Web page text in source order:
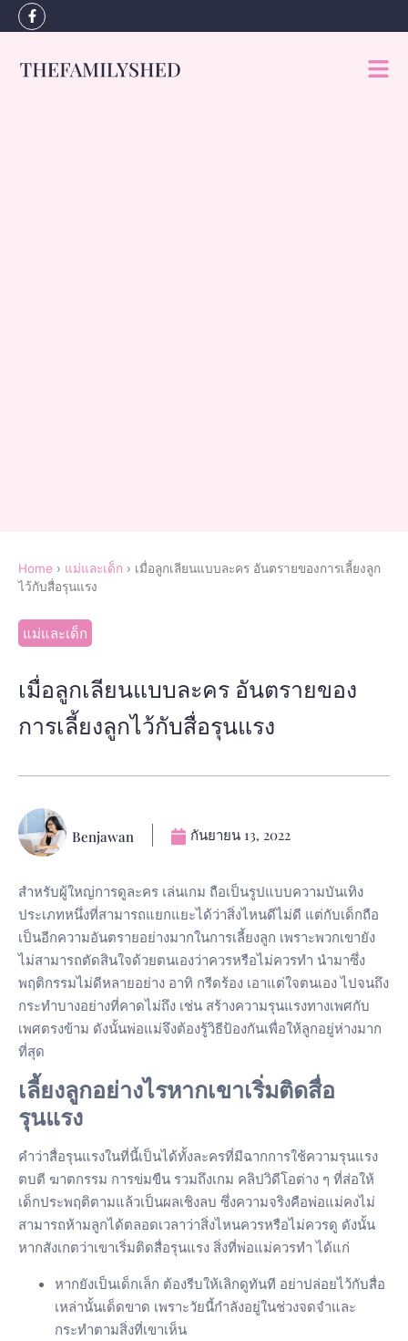
Home › แม่และเด็ก › เมื่อลูกเลียนแบบละคร อันตรายของการเลี้ยงลูก
ไว้กับสื่อรุนแรง
แม่และเด็ก
เมื่อลูกเลียนแบบละคร อันตรายของ
การเลี้ยงลูกไว้กับสื่อรุนแรง
Benjawan กันยายน 13, 2022
สำหรับผู้ใหญ่การดูละคร เล่นเกม ถือเป็นรูปแบบความบันเทิง
ประเภทหนึ่งที่สามารถแยกแยะได้ว่าสิ่งไหนดีไม่ดี แต่กับเด็กถือ
เป็นอีกความอันตรายอย่างมากในการเลี้ยงลูก เพราะพวกเขายัง
ไม่สามารถตัดสินใจด้วยตนเองว่าควรหรือไม่ควรทำ นำมาซึ่ง
พฤติกรรมไม่ดีหลายอย่าง อาทิ กรีดร้อง เอาแต่ใจตนเอง ไปจนถึง
กระทำบางอย่างที่คาดไม่ถึง เช่น สร้างความรุนแรงทางเพศกับ
เพศตรงข้าม ดังนั้นพ่อแม่จึงต้องรู้วิธีป้องกันเพื่อให้ลูกอยู่ห่างมาก
ที่สุด
เลี้ยงลูกอย่างไรหากเขาเริ่มติดสื่อ
รุนแรง
คำว่าสื่อรุนแรงในที่นี้เป็นได้ทั้งละครที่มีฉากการใช้ความรุนแรง
ตบตี ฆาตกรรม การข่มขืน รวมถึงเกม คลิปวิดีโอต่าง ๆ ที่ส่อให้
เด็กประพฤติตามแล้วเป็นผลเชิงลบ ซึ่งความจริงคือพ่อแม่คงไม่
สามารถห้ามลูกได้ตลอดเวลาว่าสิ่งไหนควรหรือไม่ควรดู ดังนั้น
หากสังเกตว่าเขาเริ่มติดสื่อรุนแรง สิ่งที่พ่อแม่ควรทำ ได้แก่
หากยังเป็นเด็กเล็ก ต้องรีบให้เลิกดูทันที อย่าปล่อยไว้กับสื่อ
เหล่านั้นเด็ดขาด เพราะวัยนี้กำลังอยู่ในช่วงจดจำและ
กระทำตามสิ่งที่เขาเห็น